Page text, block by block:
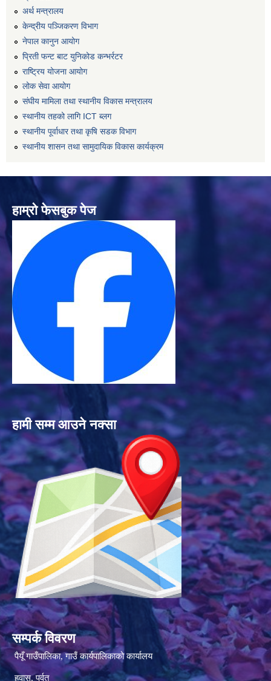
अर्थ मन्त्रालय
केन्द्रीय पञ्जिकरण विभाग
नेपाल कानुन आयोग
प्रिती फन्ट बाट युनिकोड कन्भर्रटर
राष्ट्रिय योजना आयोग
लोक सेवा आयोग
संघीय मामिला तथा स्थानीय विकास मन्त्रालय
स्थानीय तहको लागि ICT ब्लग
स्थानीय पूर्वाधार तथा कृषि सडक विभाग
स्थानीय शासन तथा सामुदायिक विकास कार्यक्रम
हाम्रो फेसबुक पेज
हामी सम्म आउने नक्सा
सम्पर्क विवरण
पैयूँ गाउँपालिका, गाउँ कार्यपालिकाको कार्यालय
हुवास, पर्वत